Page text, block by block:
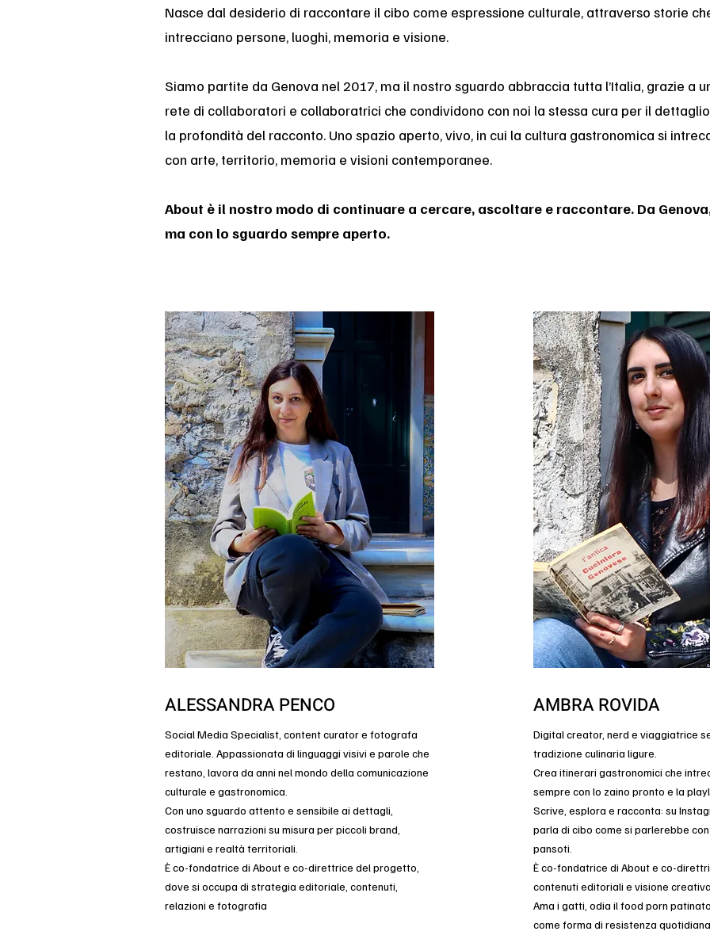
Nasce dal desiderio di raccontare il cibo come espressione culturale, attraverso storie
intrecciano persone, luoghi, memoria e visione.
Siamo partite da Genova nel 2017, ma il nostro sguardo abbraccia tutta l’Italia, grazie a
rete di collaboratori e collaboratrici che condividono con noi la stessa cura per il
la profondità del racconto. Uno spazio aperto, vivo, in cui la cultura gastronomica si
con arte, territorio, memoria e visioni contemporanee.
About è il nostro modo di continuare a cercare, ascoltare e raccontare. Da
ma con lo sguardo sempre aperto.
ALESSANDRA PENCO
Social Media Specialist, content curator e fotografa
editoriale. Appassionata di linguaggi visivi e parole che
restano, lavora da anni nel mondo della comunicazione
culturale e gastronomica.
Con uno sguardo attento e sensibile ai dettagli,
costruisce narrazioni su misura per piccoli brand,
artigiani e realtà territoriali.
È co-fondatrice di About e co-direttrice del progetto,
dove si occupa di strategia editoriale, contenuti,
relazioni e fotografia
AMBRA ROVIDA
Digital creator, nerd e viaggiatrice
tradizione culinaria ligure.
Crea itinerari gastronomici che
sempre con lo zaino pronto e la
Scrive, esplora e racconta: su
parla di cibo come si parlerebbe
pansoti.
È co-fondatrice di About e co-
contenuti editoriali e visione
Ama i gatti, odia il food porn
come forma di resistenza quotidiana